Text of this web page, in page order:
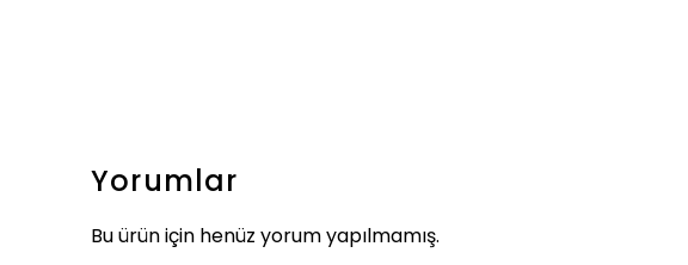
Yorumlar
Bu ürün için henüz yorum yapılmamış.